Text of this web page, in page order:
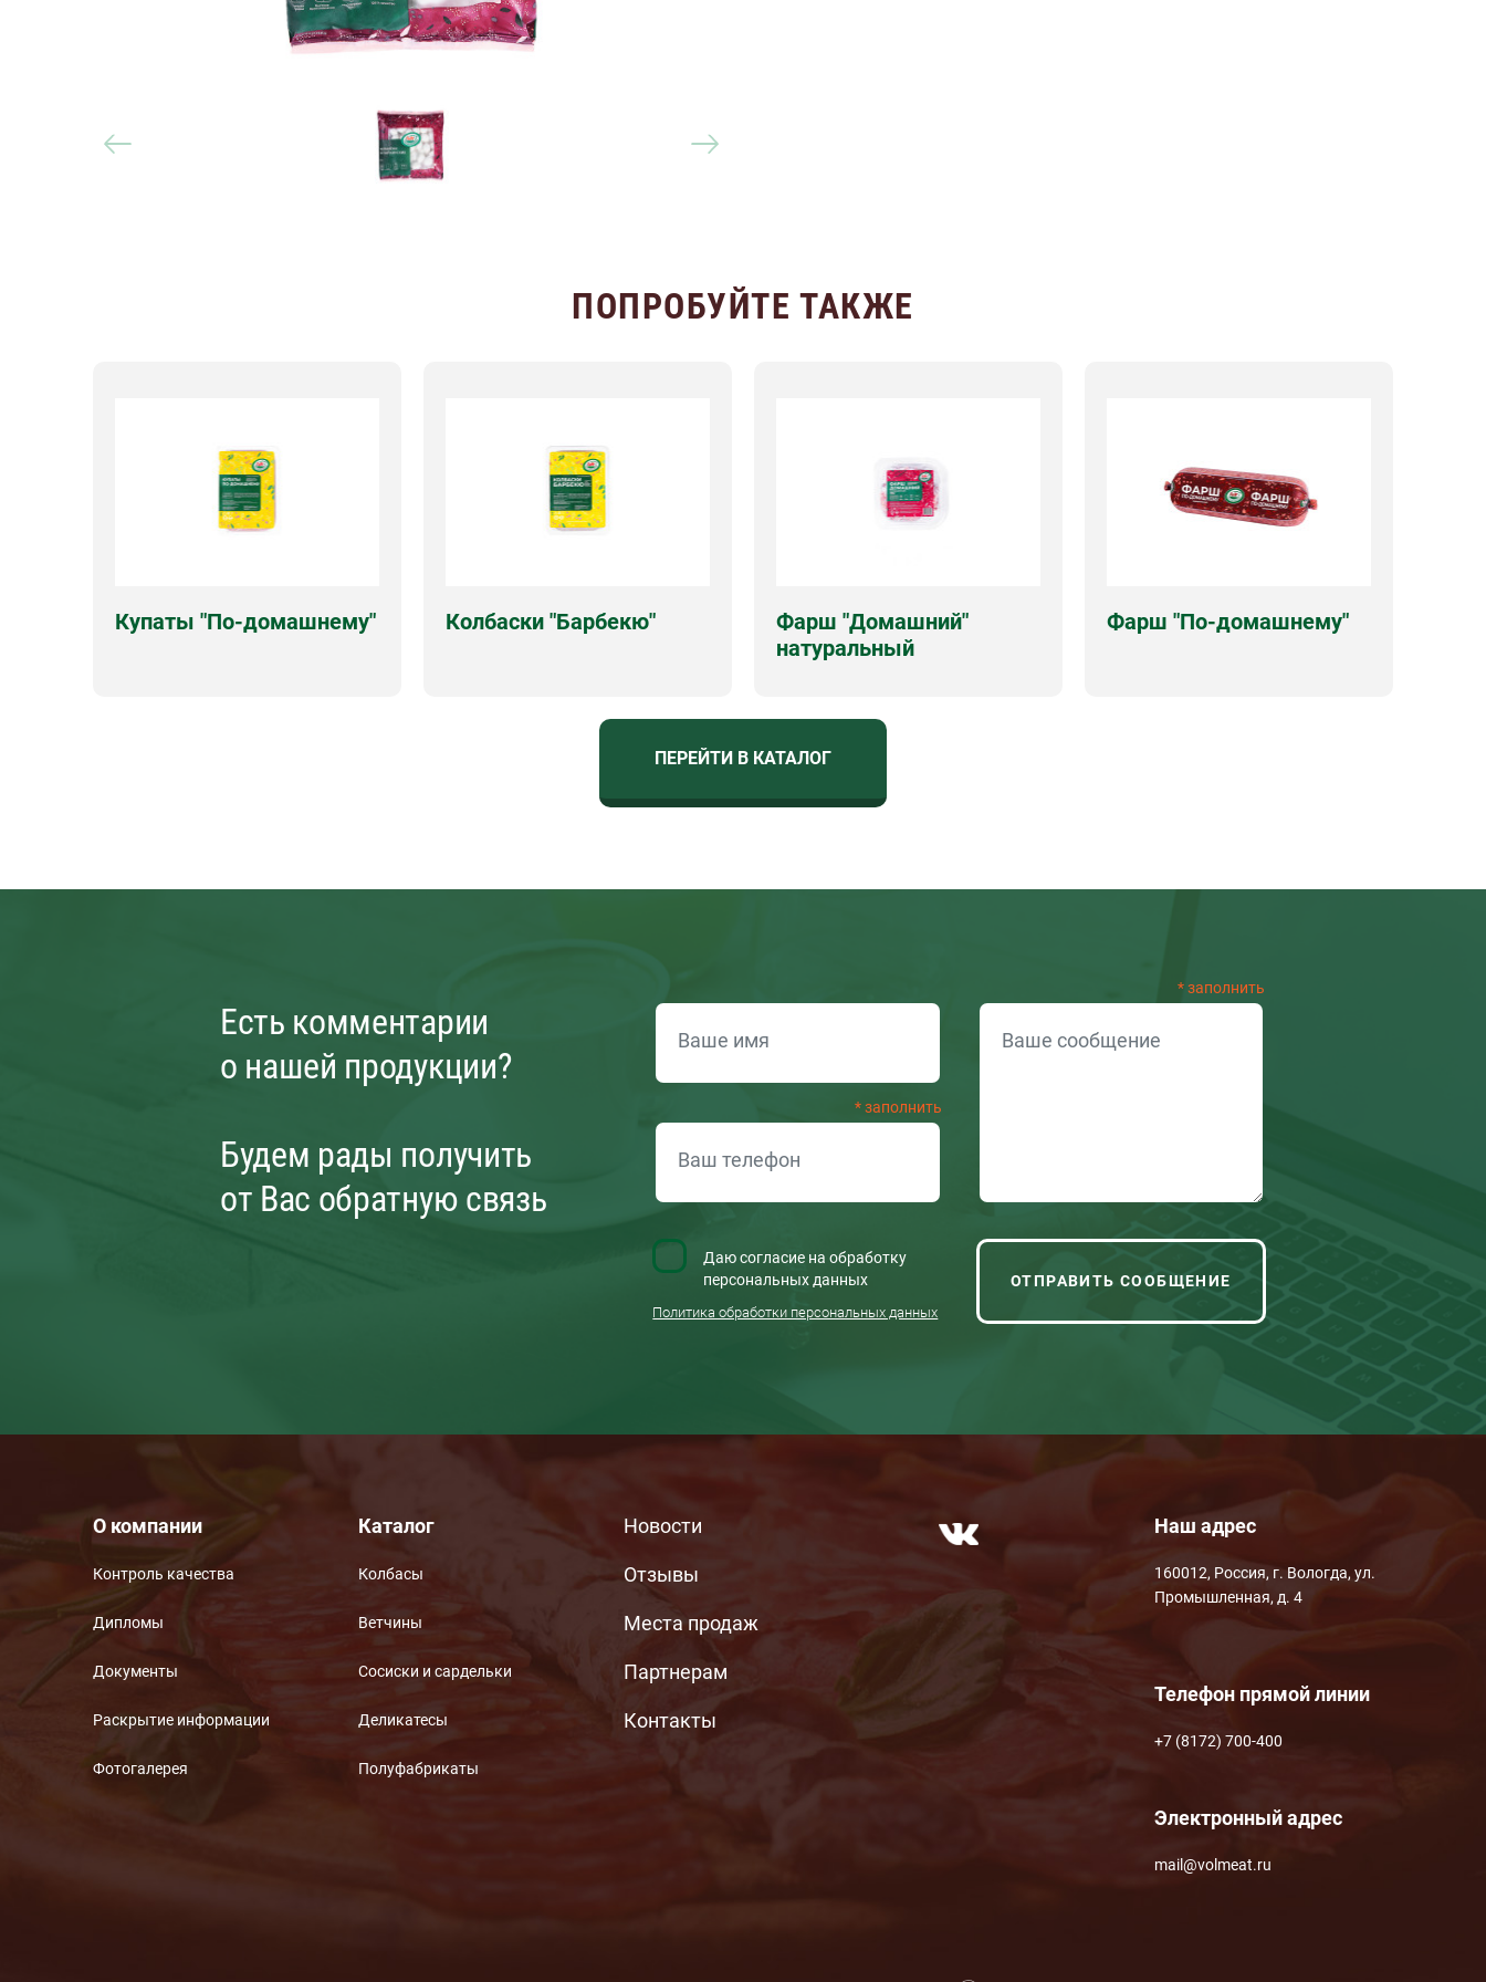
ПОПРОБУЙТЕ ТАКЖЕ
Купаты "По-домашнему" Колбаски "Барбекю"
180 суток
Фарш "Домашний"
натуральный
Виды упаковок
Фарш "По-домашнему"
ПЕРЕЙТИ В КАТАЛОГ
Есть комментарии
о нашей продукции?
Будем рады получить
от Вас обратную связь
ОБРАТНАЯ СВЯЗЬ
Даю согласие на обработку
персональных данных
Политика обработки персональных данных
О компании
Контроль качества
Дипломы
Документы
Раскрытие информации
Фотогалерея
Каталог
Колбасы
Ветчины
Сосиски и сардельки
Деликатесы
Полуфабрикаты
МЕНЮ ПОДВАЛА
Новости
Отзывы
Места продаж
Партнерам
Контакты
Наш адрес
160012, Россия, г. Вологда, ул.
Промышленная, д. 4
Телефон прямой линии
+7 (8172) 700-400
Электронный адрес
mail@volmeat.ru